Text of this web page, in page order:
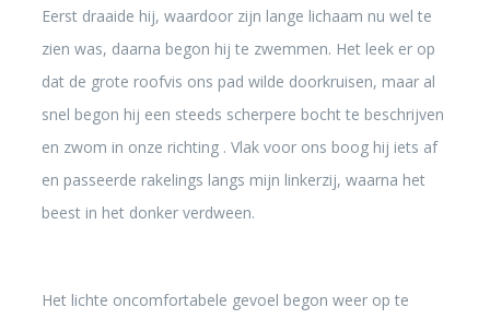
Eerst draaide hij, waardoor zijn lange lichaam nu wel te
zien was, daarna begon hij te zwemmen. Het leek er op
dat de grote roofvis ons pad wilde doorkruisen, maar al
snel begon hij een steeds scherpere bocht te beschrijven
en zwom in onze richting . Vlak voor ons boog hij iets af
en passeerde rakelings langs mijn linkerzij, waarna het
beest in het donker verdween.
Het lichte oncomfortabele gevoel begon weer op te